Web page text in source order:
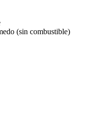
(sin combustible)